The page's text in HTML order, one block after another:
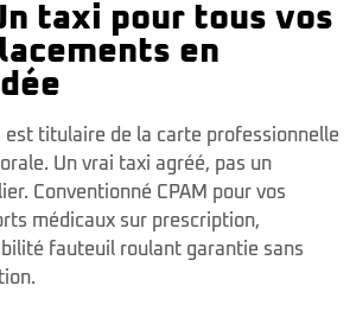
taxi pour tous vos
en
est titulaire de la carte professionnelle
Un vrai taxi agréé, pas un
Conventionné CPAM pour vos
médicaux sur prescription,
fauteuil roulant garantie sans